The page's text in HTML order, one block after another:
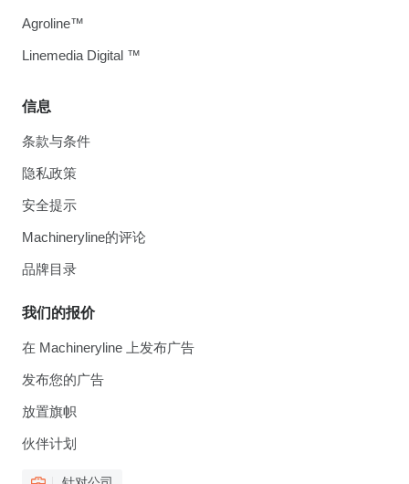
信息
条款与条件
隐私政策
安全提示
Machineryline的评论
品牌目录
我们的报价
在 Machineryline 上发布广告
发布您的广告
放置旗帜
伙伴计划
Agroline™
Linemedia Digital ™